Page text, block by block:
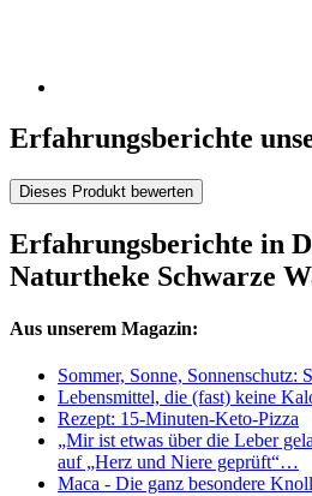
Erfahrungsberichte
Dieses Produkt bewerten
Erfahrungsberichte in
Naturtheke Schwarze
Aus unserem Magazin:
Sommer, Sonne, Sonnenschutz:
Lebensmittel, die (fast) keine
Rezept: 15-Minuten-Keto-Pizza
„Mir ist etwas über die Leber
auf „Herz und Niere geprüft“…
Maca - Die ganz besondere